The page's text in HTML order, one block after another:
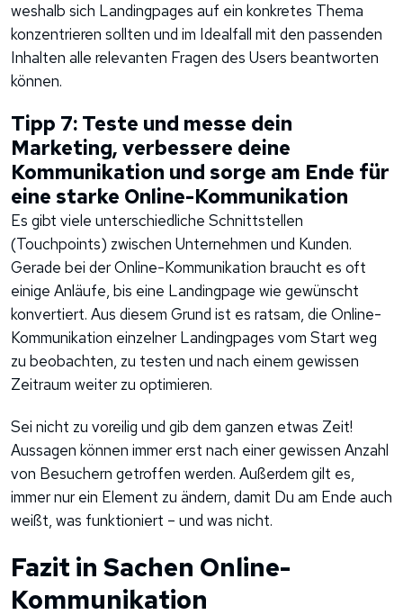
weshalb sich Landingpages auf ein konkretes Thema
konzentrieren sollten und im Idealfall mit den passenden
Inhalten alle relevanten Fragen des Users beantworten
können.
Tipp 7: Teste und messe dein
Marketing, verbessere deine
Kommunikation und sorge am Ende für
eine starke Online-Kommunikation
Es gibt viele unterschiedliche Schnittstellen
(Touchpoints) zwischen Unternehmen und Kunden.
Gerade bei der Online-Kommunikation braucht es oft
einige Anläufe, bis eine Landingpage wie gewünscht
konvertiert. Aus diesem Grund ist es ratsam, die Online-
Kommunikation einzelner Landingpages vom Start weg
zu beobachten, zu testen und nach einem gewissen
Zeitraum weiter zu optimieren.
Sei nicht zu voreilig und gib dem ganzen etwas Zeit!
Aussagen können immer erst nach einer gewissen Anzahl
von Besuchern getroffen werden. Außerdem gilt es,
immer nur ein Element zu ändern, damit Du am Ende auch
weißt, was funktioniert – und was nicht.
Fazit in Sachen Online-
Kommunikation